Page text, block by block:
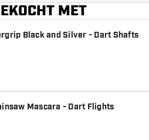
MET
Black and Silver - Dart Shafts
Mascara - Dart Flights